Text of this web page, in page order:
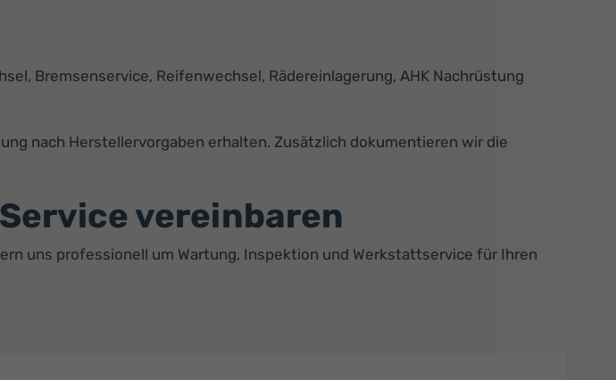
Bremsenservice, Reifenwechsel, Rädereinlagerung, AHK Nachrüstung
nach Herstellervorgaben erhalten. Zusätzlich dokumentieren wir die
vereinbaren
uns professionell um Wartung, Inspektion und Werkstattservice für Ihren